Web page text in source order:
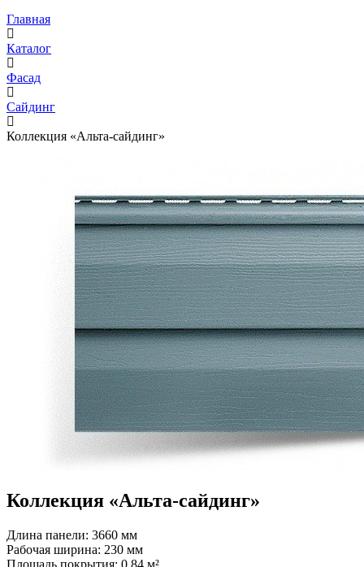
Главная
Каталог
Фасад
Сайдинг
Коллекция «Альта-сайдинг»
Коллекция «Альта-сайдинг»
Длина панели: 3660 мм
Рабочая ширина: 230 мм
Площадь покрытия: 0.84 м²